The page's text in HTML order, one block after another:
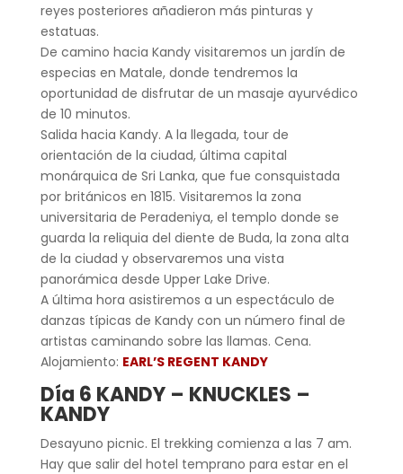
reyes posteriores añadieron más pinturas y
estatuas.
De camino hacia Kandy visitaremos un jardín de
especias en Matale, donde tendremos la
oportunidad de disfrutar de un masaje ayurvédico
de 10 minutos.
Salida hacia Kandy. A la llegada, tour de
orientación de la ciudad, última capital
monárquica de Sri Lanka, que fue consquistada
por británicos en 1815. Visitaremos la zona
universitaria de Peradeniya, el templo donde se
guarda la reliquia del diente de Buda, la zona alta
de la ciudad y observaremos una vista
panorámica desde Upper Lake Drive.
A última hora asistiremos a un espectáculo de
danzas típicas de Kandy con un número final de
artistas caminando sobre las llamas. Cena.
Alojamiento: EARL’S REGENT KANDY
Día 6 KANDY – KNUCKLES –
KANDY
Desayuno picnic. El trekking comienza a las 7 am.
Hay que salir del hotel temprano para estar en el